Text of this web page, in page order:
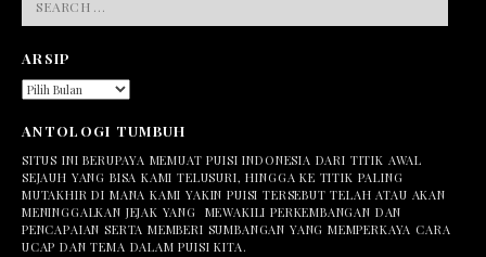
FOR:
ARSIP
ARSIP
ANTOLOGI TUMBUH
SITUS INI BERUPAYA MEMUAT PUISI INDONESIA DARI TITIK AWAL
SEJAUH YANG BISA KAMI TELUSURI, HINGGA KE TITIK PALING
MUTAKHIR DI MANA KAMI YAKIN PUISI TERSEBUT TELAH ATAU AKAN
MENINGGALKAN JEJAK YANG MEWAKILI PERKEMBANGAN DAN
PENCAPAIAN SERTA MEMBERI SUMBANGAN YANG MEMPERKAYA CARA
UCAP DAN TEMA DALAM PUISI KITA.